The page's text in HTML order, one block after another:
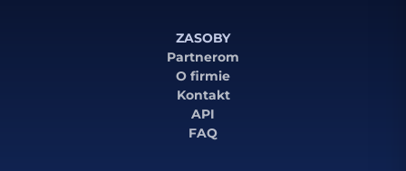
ZASOBY
Partnerom
O firmie
Kontakt
API
FAQ